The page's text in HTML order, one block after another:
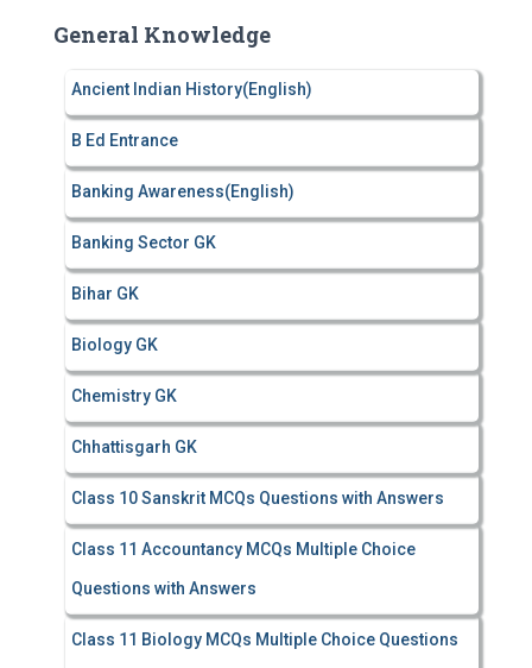
h
General Knowledge
Ancient Indian History(English)
B Ed Entrance
Banking Awareness(English)
Banking Sector GK
Bihar GK
Biology GK
Chemistry GK
Chhattisgarh GK
Class 10 Sanskrit MCQs Questions with Answers
Class 11 Accountancy MCQs Multiple Choice
Questions with Answers
Class 11 Biology MCQs Multiple Choice Questions